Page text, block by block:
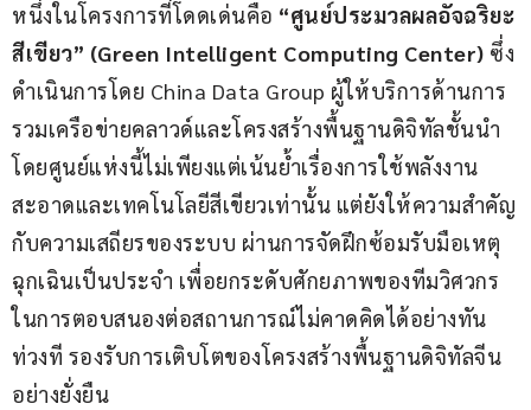
หนึ่งในโครงการที่โดดเด่นคือ “ศูนย์ประมวลผลอัจฉริยะ
สีเขียว” (Green Intelligent Computing Center) ซึ่ง
ดำเนินการโดย China Data Group ผู้ให้บริการด้านการ
รวมเครือข่ายคลาวด์และโครงสร้างพื้นฐานดิจิทัลชั้นนำ
โดยศูนย์แห่งนี้ไม่เพียงแต่เน้นย้ำเรื่องการใช้พลังงาน
สะอาดและเทคโนโลยีสีเขียวเท่านั้น แต่ยังให้ความสำคัญ
กับความเสถียรของระบบ ผ่านการจัดฝึกซ้อมรับมือเหตุ
ฉุกเฉินเป็นประจำ เพื่อยกระดับศักยภาพของทีมวิศวกร
ในการตอบสนองต่อสถานการณ์ไม่คาดคิดได้อย่างทัน
ท่วงที รองรับการเติบโตของโครงสร้างพื้นฐานดิจิทัลจีน
อย่างยั่งยืน